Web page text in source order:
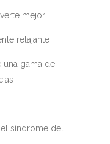
mejor
relajante
una gama de
síndrome del